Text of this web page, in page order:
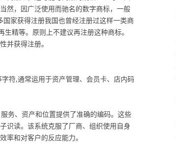
然，因广泛使用而驰名的数字商标，一般
家获得注册我国也曾经注册过这样一类商
生精等。原则上不建议再注册这种商标。
并获得注册。
符,通常运用于资产管理、会员卡、店内码
务、资产和位置提供了准确的编码。这些
识读。该系统克服了厂商、组织使用自身
率和对客户的反应能力。